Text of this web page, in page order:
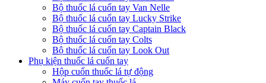
Bộ thuốc lá cuốn tay Van Nelle
Bộ thuốc lá cuốn tay Lucky Strike
Bộ thuốc lá cuốn tay Captain Black
Bộ thuốc lá cuốn tay Colts
Bộ thuốc lá cuốn tay Look Out
Phụ kiện thuốc lá cuốn tay
Hộp cuốn thuốc lá tự động